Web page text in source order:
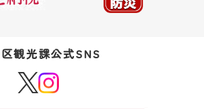
観光課公式SNS